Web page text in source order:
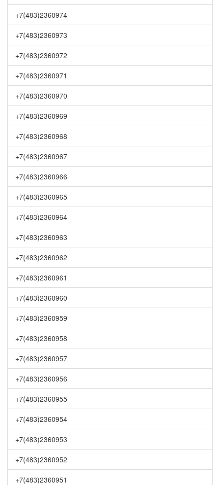
+7(483)2360974
+7(483)2360973
+7(483)2360972
+7(483)2360971
+7(483)2360970
+7(483)2360969
+7(483)2360968
+7(483)2360967
+7(483)2360966
+7(483)2360965
+7(483)2360964
+7(483)2360963
+7(483)2360962
+7(483)2360961
+7(483)2360960
+7(483)2360959
+7(483)2360958
+7(483)2360957
+7(483)2360956
+7(483)2360955
+7(483)2360954
+7(483)2360953
+7(483)2360952
+7(483)2360951